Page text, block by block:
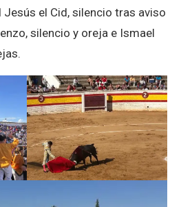
Jesús el Cid, silencio tras aviso
silencio y oreja e Ismael